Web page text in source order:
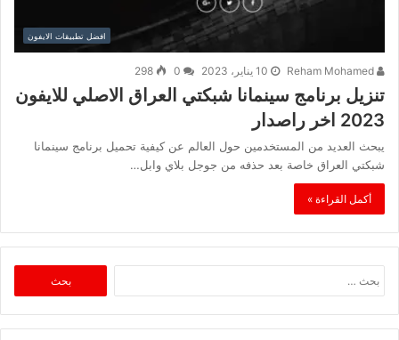
افضل تطبيقات الايفون
10 يناير، 2023 298
تنزيل برنامج سينمانا شبكتي العراق الاصلي للايفون
2023 اخر راصدار
يبحث العديد من المستخدمين حول العالم عن كيفية تحميل برنامج سينمانا
شبكتي العراق خاصة بعد حذفه من جوجل بلاي وابل…
أكمل القراءة »
عن: